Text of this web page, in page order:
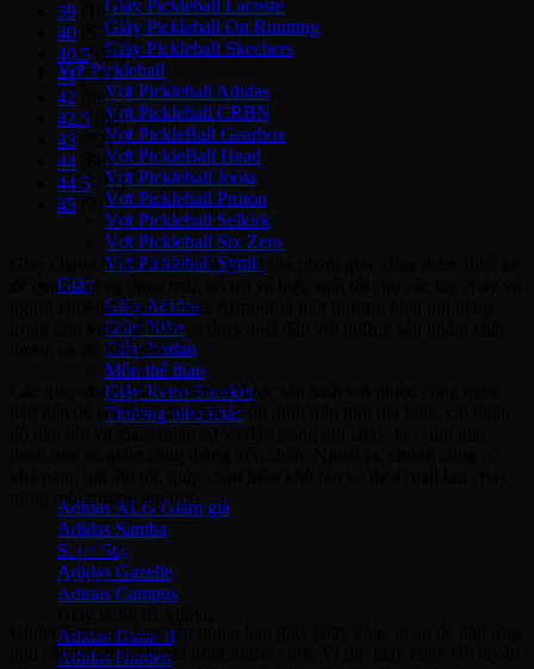
Giày Pickleball Lacoste
Giày Pickleball On Running
Giày Pickleball Skechers
Vợt Pickleball
Vợt Pickleball Adidas
Vợt Pickleball CRBN
Vợt PickleBall Gearbox
Vợt PickleBall Head
Vợt Pickleball Joola
Vợt Pickleball Proton
Vợt Pickleball Selkirk
Vợt Pickleball Six Zero
Vợt Pickleball Sypik
Giày
Giày Adidas
Giày Nike
Giày Jordan
Môn thể thao
Giày Retro Sneaker
Thương hiệu khác
Adidas XLG
Adidas Samba
SuperStar
Adidas Gazelle
Adidas Campus
Adidas Dame 8
Adidas Harden
39
(16)
40
(58)
40.5
(54)
41 (74)
42
(99)
42.5
(88)
43
(72)
44
(66)
44.5
(11)
45
Giày chạy Under Armour là dòng sản phẩm giày chạy được thiết kế
để cung cấp sự thoải mái, hỗ trợ và hiệu suất tốt cho các tay chạy và
người chơi thể thao. Under Armour là một thương hiệu nổi tiếng
trong lĩnh vực thể thao và được biết đến với những sản phẩm chất
lượng và độ bền cao.
Các giày chạy Under Armour được sản xuất với nhiều công nghệ
tiên tiến để cải thiện độ bám và ổn định trên mọi địa hình, cải thiện
trong môi trường ẩm ướt.
Các loại giày chạy nổi tiếng của Under
Armour
Under Armour cung cấp nhiều loại giày chạy khác nhau để đáp ứng
nhu cầu và sở thích của từng người chơi. Ví dụ, giày chạy tập luyện